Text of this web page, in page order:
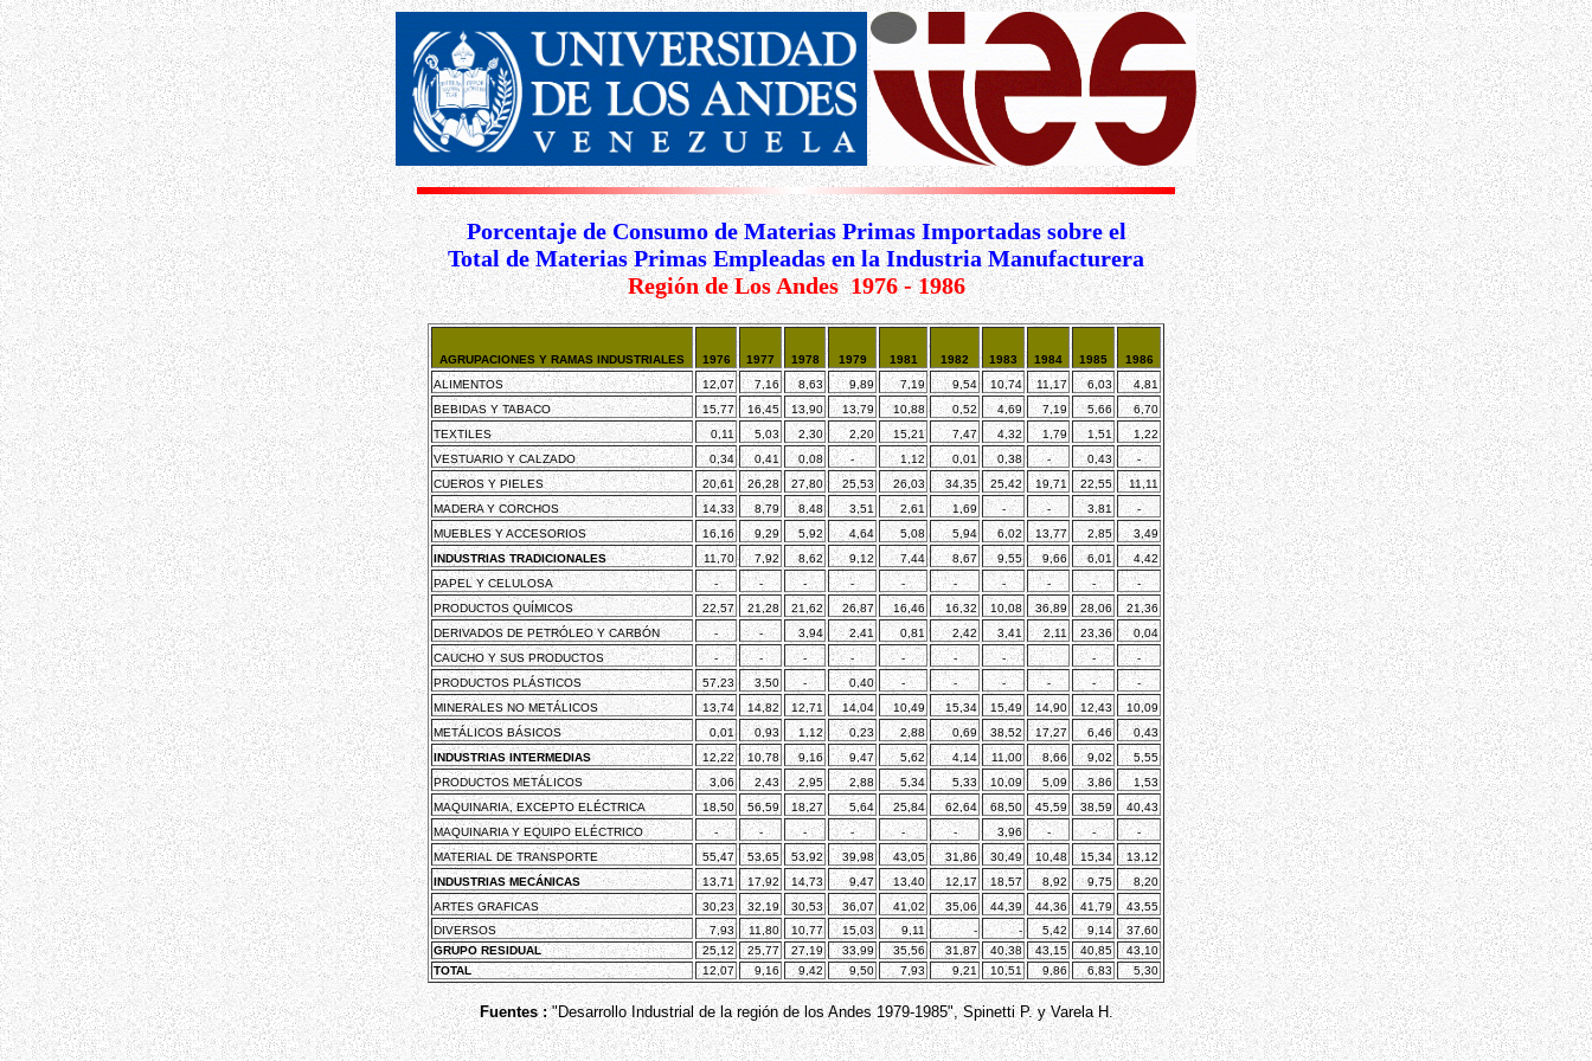
Porcentaje de Consumo de Materias Primas Importadas sobre el
Total de Materias Primas Empleadas en la Industria Manufacturera
Región de Los Andes1976 - 1986
AGRUPACIONES Y RAMAS INDUSTRIALES 1976 1977 1978 1979 1981 1982 1983 1984 1985
1986
ALIMENTOS
12,07 7,16 8,63 9,89 7,19 9,54 10,74 11,17 6,03
4,81
BEBIDAS Y TABACO
15,77 16,45 13,90 13,79 10,88 0,52 4,69 7,19 5,66
6,70
TEXTILES
0,11 5,03 2,30 2,20 15,21 7,47 4,32 1,79 1,51
1,22
VESTUARIO Y CALZADO
0,34 0,41 0,08 - 1,12 0,01 0,38 - 0,43
-
CUEROS Y PIELES
20,61 26,28 27,80 25,53 26,03 34,35 25,42 19,71 22,55
11,11
MADERA Y CORCHOS
14,33 8,79 8,48 3,51 2,61 1,69 - - 3,81
-
MUEBLES Y ACCESORIOS
16,16 9,29 5,92 4,64 5,08 5,94 6,02 13,77 2,85
3,49
INDUSTRIAS TRADICIONALES
11,70 7,92 8,62 9,12 7,44 8,67 9,55 9,66 6,01
4,42
PAPEL Y CELULOSA
- - - - - - - - -
-
PRODUCTOS QUÍMICOS
22,57 21,28 21,62 26,87 16,46 16,32 10,08 36,89 28,06
21,36
DERIVADOS DE PETRÓLEO Y CARBÓN
- - 3,94 2,41 0,81 2,42 3,41 2,11 23,36
0,04
CAUCHO Y SUS PRODUCTOS
- - - - - - - -
-
PRODUCTOS PLÁSTICOS
57,23 3,50 - 0,40 - - - - -
-
MINERALES NO METÁLICOS
13,74 14,82 12,71 14,04 10,49 15,34 15,49 14,90 12,43
10,09
METÁLICOS BÁSICOS
0,01 0,93 1,12 0,23 2,88 0,69 38,52 17,27 6,46
0,43
INDUSTRIAS INTERMEDIAS
12,22 10,78 9,16 9,47 5,62 4,14 11,00 8,66 9,02
5,55
PRODUCTOS METÁLICOS
3,06 2,43 2,95 2,88 5,34 5,33 10,09 5,09 3,86
1,53
MAQUINARIA, EXCEPTO ELÉCTRICA
18,50 56,59 18,27 5,64 25,84 62,64 68,50 45,59 38,59
40,43
MAQUINARIA Y EQUIPO ELÉCTRICO
- - - - - - 3,96 - -
-
MATERIAL DE TRANSPORTE
55,47 53,65 53,92 39,98 43,05 31,86 30,49 10,48 15,34
13,12
INDUSTRIAS MECÁNICAS
13,71 17,92 14,73 9,47 13,40 12,17 18,57 8,92 9,75
8,20
ARTES GRAFICAS
30,23 32,19 30,53 36,07 41,02 35,06 44,39 44,36 41,79
43,55
DIVERSOS
7,93 11,80 10,77 15,03 9,11 - - 5,42 9,14
37,60
GRUPO RESIDUAL
25,12 25,77 27,19 33,99 35,56 31,87 40,38 43,15 40,85
43,10
TOTAL
12,07 9,16 9,42 9,50 7,93 9,21 10,51 9,86 6,83 5,30
Fuentes : "Desarrollo Industrial de la región de los Andes 1979-1985", Spinetti P. y Varela H.